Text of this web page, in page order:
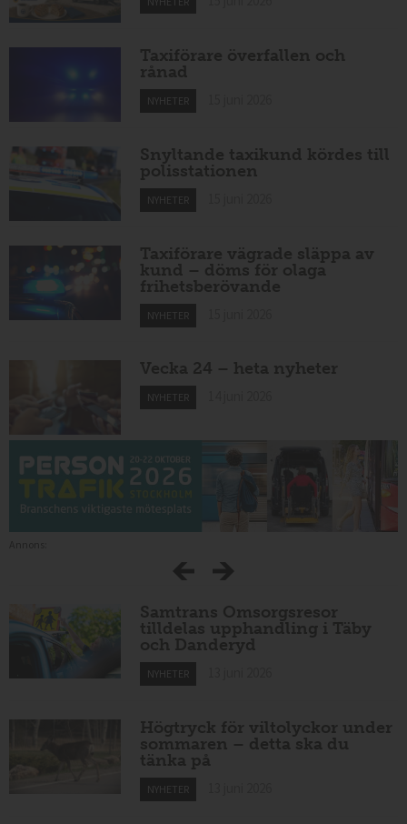
Taxiförare överfallen och
rånad
NYHETER
Snyltande taxikund kördes till
polisstationen
NYHETER
Taxiförare vägrade släppa av
kund – döms för olaga
frihetsberövande
NYHETER
Vecka 24 – heta nyheter
NYHETER
Samtrans Omsorgsresor
tilldelas upphandling i Täby
och Danderyd
NYHETER
Högtryck för viltolyckor under
sommaren – detta ska du
tänka på
NYHETER